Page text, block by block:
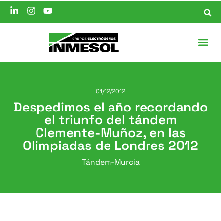
01/12/2012
Despedimos el año recordando
el triunfo del tándem
Clemente-Muñoz, en las
Olimpiadas de Londres 2012
Tándem-Murcia